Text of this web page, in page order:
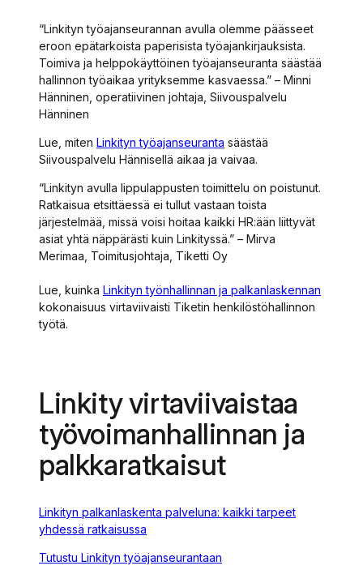
“Linkityn työajanseurannan avulla olemme päässeet
eroon epätarkoista paperisista työajankirjauksista.
Toimiva ja helppokäyttöinen työajanseuranta säästää
hallinnon työaikaa yrityksemme kasvaessa.” – Minni
Hänninen, operatiivinen johtaja, Siivouspalvelu
Hänninen
Lue, miten Linkityn työajanseuranta säästää
Siivouspalvelu Hännisellä aikaa ja vaivaa.
“Linkityn avulla lippulappusten toimittelu on poistunut.
Ratkaisua etsittäessä ei tullut vastaan toista
järjestelmää, missä voisi hoitaa kaikki HR:ään liittyvät
asiat yhtä näppärästi kuin Linkityssä.” – Mirva
Merimaa, Toimitusjohtaja, Tiketti Oy
Lue, kuinka Linkityn työnhallinnan ja palkanlaskennan
kokonaisuus virtaviivaisti Tiketin henkilöstöhallinnon
työtä.
Linkity virtaviivaistaa
työvoimanhallinnan ja
palkkaratkaisut
Linkityn palkanlaskenta palveluna: kaikki tarpeet
yhdessä ratkaisussa
Tutustu Linkityn työajanseurantaan